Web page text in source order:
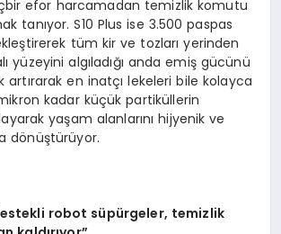
efor harcamadan temizlik komutu
tanıyor. S10 Plus ise 3.500 paspas
tüm kir ve tozları yerinden
yüzeyini algıladığı anda emiş gücünü
en inatçı lekeleri bile kolayca
kadar küçük partiküllerin
yaşam alanlarını hijyenik ve
dönüştürüyor.
robot süpürgeler, temizlik